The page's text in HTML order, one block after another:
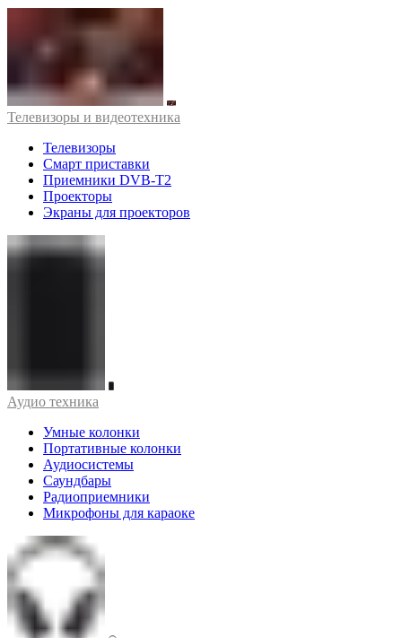
Телевизоры и видеотехника
Телевизоры
Смарт приставки
Приемники DVB-T2
Проекторы
Экраны для проекторов
Аудио техника
Умные колонки
Портативные колонки
Аудиосистемы
Саундбары
Радиоприемники
Микрофоны для караоке